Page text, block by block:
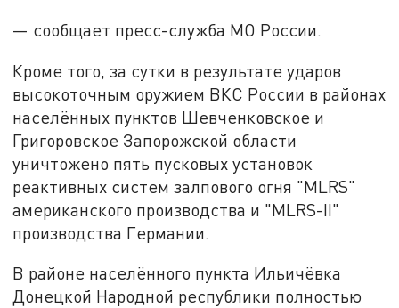
— сообщает пресс-служба МО России.
Кроме того, за сутки в результате ударов
высокоточным оружием ВКС России в районах
населённых пунктов Шевченковское и
Григоровское Запорожской области
уничтожено пять пусковых установок
реактивных систем залпового огня "MLRS"
американского производства и "MLRS-II"
производства Германии.
В районе населённого пункта Ильичёвка
Донецкой Народной республики полностью